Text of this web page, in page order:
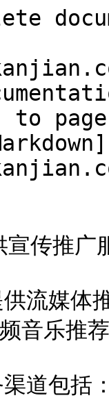
to
传推广
流媒体
音乐推
渠道包